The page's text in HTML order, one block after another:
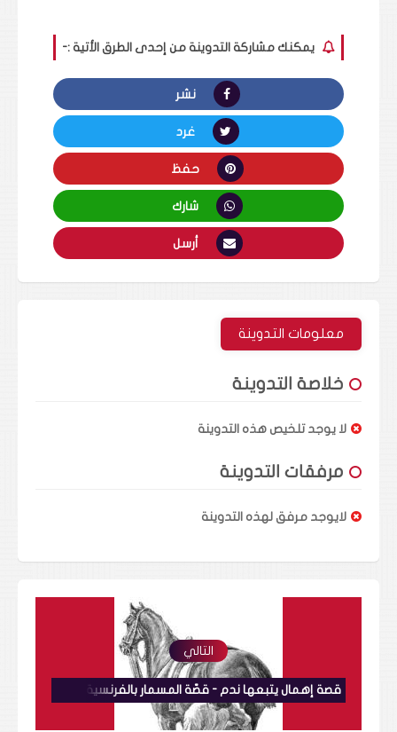
يمكنك مشاركة التدوينة من إحدى الطرق الأتية :-
نشر
غرد
حفظ
شارك
أرسل
معلومات التدوينة
خلاصة التدوينة
لا يوجد تلخيص هذه التدوينة
مرفقات التدوينة
لايوجد مرفق لهذه التدوينة
التالي